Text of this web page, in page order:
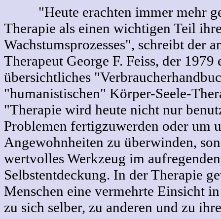
"Heute erachten immer mehr
Therapie als einen wichtigen Teil
Wachstumsprozesses", schreibt der
Therapeut George F. Feiss, der 1979
übersichtliches
"humanistischen" Körper-Seele-
"Therapie wird heute nicht nur
Problemen fertigzuwerden oder um
Angewohnheiten zu überwinden,
wertvolles Werkzeug im
Selbstentdeckung. In der Therapie
Menschen eine vermehrte Einsicht
zu sich selber, zu anderen und zu